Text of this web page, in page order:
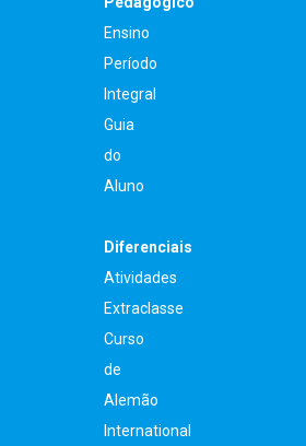
Ensino
Período
Integral
Guia
do
Aluno
Diferenciais
Atividades
Extraclasse
Curso
de
Alemão
International